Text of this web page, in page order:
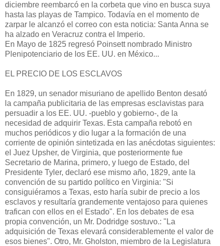
diciembre reembarcó en la corbeta que vino en busca suya
hasta las playas de Tampico. Todavía en el momento de
zarpar le alcanzó el correo con esta noticia: Santa Anna se
ha alzado en Veracruz contra el Imperio.
En Mayo de 1825 regresó Poinsett nombrado Ministro
Plenipoten­ciario de los EE. UU. en México...
EL PRECIO DE LOS ESCLAVOS
En 1829, un senador misuriano de apellido Benton desató
la campaña publicitaria de las empresas esclavistas para
persuadir a los EE. UU. -pueblo y gobierno-, de la
necesidad de adquirir Texas. Esta campaña rebotó en
muchos periódicos y dio lugar a la formación de una
corriente de opinión sintetizada en las anécdotas siguientes:
el Juez Upsher, de Virginia, que posteriormente fue
Secretario de Marina, primero, y luego de Estado, del
Presidente Tyler, declaró ese mismo año, 1829, ante la
convención de su partido político en Virginia: "Si
consiguiéramos a Texas, esto haría subir de precio a los
esclavos y resultaría grandemente ventajoso para quienes
trafican con ellos en el Estado". En los debates de esa
propia convención, un Mr. Dodridge sostuvo.: "La
adquisición de Texas elevará considerablemente el valor de
esos bienes". Otro, Mr. Gholston, miembro de la Legislatura